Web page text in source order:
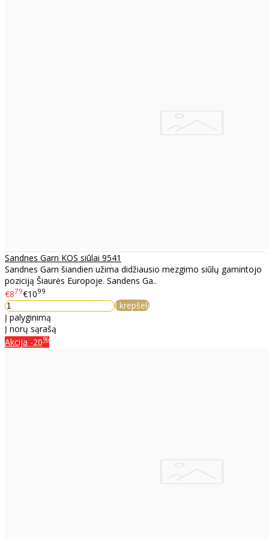
Sandnes Garn KOS siūlai 9541
Sandnes Garn šiandien užima didžiausio mezgimo siūlų gamintojo
poziciją Šiaurės Europoje. Sandens Ga..
€879€1099
Į krepšelį
Į palyginimą
Į norų sąrašą
Akcija -20%